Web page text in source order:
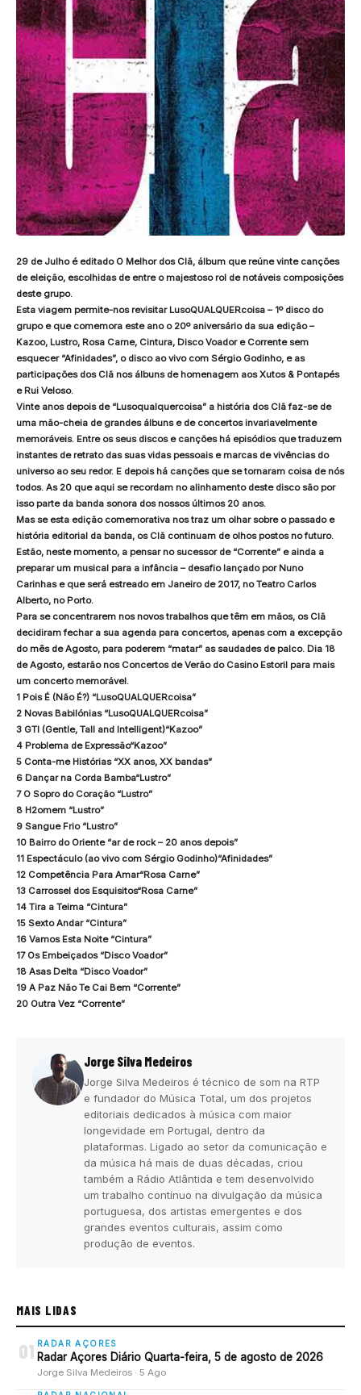
29 de Julho é editado O Melhor dos Clã, álbum que reúne vinte canções
de eleição, escolhidas de entre o majestoso rol de notáveis composições
deste grupo.
Esta viagem permite-nos revisitar LusoQUALQUERcoisa – 1º disco do
grupo e que comemora este ano o 20º aniversário da sua edição –
Kazoo, Lustro, Rosa Carne, Cintura, Disco Voador e Corrente sem
esquecer “Afinidades”, o disco ao vivo com Sérgio Godinho, e as
participações dos Clã nos álbuns de homenagem aos Xutos & Pontapés
e Rui Veloso.
Vinte anos depois de “Lusoqualquercoisa” a história dos Clã faz-se de
uma mão-cheia de grandes álbuns e de concertos invariavelmente
memoráveis. Entre os seus discos e canções há episódios que traduzem
instantes de retrato das suas vidas pessoais e marcas de vivências do
universo ao seu redor. E depois há canções que se tornaram coisa de nós
todos. As 20 que aqui se recordam no alinhamento deste disco são por
isso parte da banda sonora dos nossos últimos 20 anos.
Mas se esta edição comemorativa nos traz um olhar sobre o passado e
história editorial da banda, os Clã continuam de olhos postos no futuro.
Estão, neste momento, a pensar no sucessor de “Corrente” e ainda a
preparar um musical para a infância – desafio lançado por Nuno
Carinhas e que será estreado em Janeiro de 2017, no Teatro Carlos
Alberto, no Porto.
Para se concentrarem nos novos trabalhos que têm em mãos, os Clã
decidiram fechar a sua agenda para concertos, apenas com a excepção
do mês de Agosto, para poderem “matar” as saudades de palco. Dia 18
de Agosto, estarão nos Concertos de Verão do Casino Estoril para mais
um concerto memorável.
1 Pois É (Não É?) “LusoQUALQUERcoisa”
2 Novas Babilónias “LusoQUALQUERcoisa”
3 GTI (Gentle, Tall and Intelligent)“Kazoo”
4 Problema de Expressão“Kazoo”
5 Conta-me Histórias “XX anos, XX bandas”
6 Dançar na Corda Bamba“Lustro”
7 O Sopro do Coração “Lustro”
8 H2omem “Lustro”
9 Sangue Frio “Lustro”
10 Bairro do Oriente “ar de rock – 20 anos depois”
11 Espectáculo (ao vivo com Sérgio Godinho)“Afinidades”
12 Competência Para Amar“Rosa Carne”
13 Carrossel dos Esquisitos“Rosa Carne”
14 Tira a Teima “Cintura”
15 Sexto Andar “Cintura”
16 Vamos Esta Noite “Cintura”
17 Os Embeiçados “Disco Voador”
18 Asas Delta “Disco Voador”
19 A Paz Não Te Cai Bem “Corrente”
20 Outra Vez “Corrente”
Jorge Silva Medeiros
Jorge Silva Medeiros é técnico de som na RTP
e fundador do Música Total, um dos projetos
editoriais dedicados à música com maior
longevidade em Portugal, dentro da
plataformas. Ligado ao setor da comunicação e
da música há mais de duas décadas, criou
também a Rádio Atlântida e tem desenvolvido
um trabalho contínuo na divulgação da música
portuguesa, dos artistas emergentes e dos
grandes eventos culturais, assim como
produção de eventos.
MAIS LIDAS
01 RADAR AÇORES
Radar Açores Diário Quarta-feira, 5 de agosto de 2026
Jorge Silva Medeiros · 5 Ago